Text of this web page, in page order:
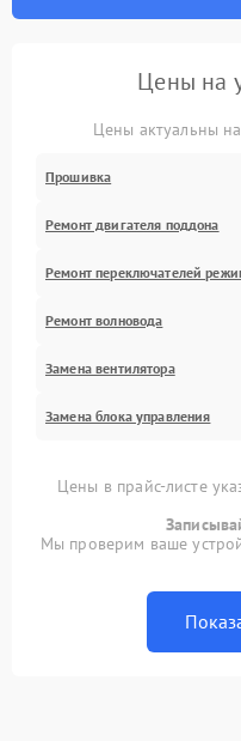
Цены на
Цены актуальны
Прошивка
Ремонт двигателя поддона
Ремонт переключателей
Ремонт волновода
Замена вентилятора
Замена блока управления
Цены в прайс-листе
Мы проверим ваше